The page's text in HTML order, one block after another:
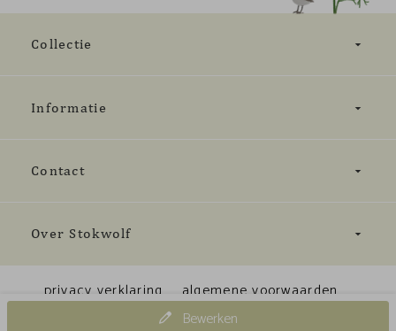
Bewerken
Collectie
Informatie
Contact
Over Stokwolf
privacy verklaring
algemene voorwaarden
Cookiebeleid
© 2023 Stokwolf